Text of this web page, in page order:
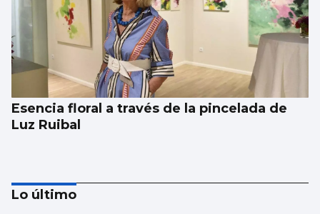
Esencia floral a través de la pincelada de
Luz Ruibal
Lo último